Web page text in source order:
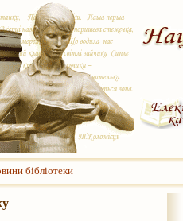
бібліотеки